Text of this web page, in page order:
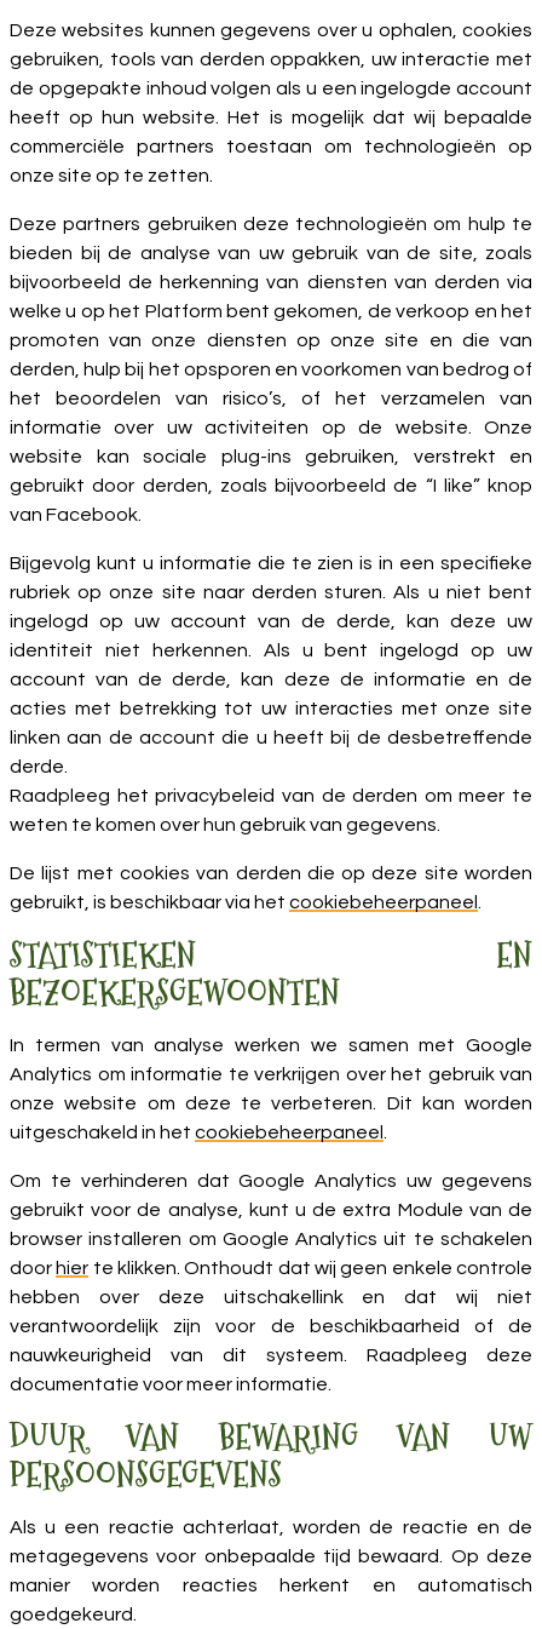
Deze websites kunnen gegevens over u ophalen, cookies
gebruiken, tools van derden oppakken, uw interactie met
de opgepakte inhoud volgen als u een ingelogde account
heeft op hun website. Het is mogelijk dat wij bepaalde
commerciële partners toestaan om technologieën op
onze site op te zetten.
Deze partners gebruiken deze technologieën om hulp te
bieden bij de analyse van uw gebruik van de site, zoals
bijvoorbeeld de herkenning van diensten van derden via
welke u op het Platform bent gekomen, de verkoop en het
promoten van onze diensten op onze site en die van
derden, hulp bij het opsporen en voorkomen van bedrog of
het beoordelen van risico’s, of het verzamelen van
informatie over uw activiteiten op de website. Onze
website kan sociale plug-ins gebruiken, verstrekt en
gebruikt door derden, zoals bijvoorbeeld de “I like” knop
van Facebook.
Bijgevolg kunt u informatie die te zien is in een specifieke
rubriek op onze site naar derden sturen. Als u niet bent
ingelogd op uw account van de derde, kan deze uw
identiteit niet herkennen. Als u bent ingelogd op uw
account van de derde, kan deze de informatie en de
acties met betrekking tot uw interacties met onze site
linken aan de account die u heeft bij de desbetreffende
derde.
Raadpleeg het privacybeleid van de derden om meer te
weten te komen over hun gebruik van gegevens.
De lijst met cookies van derden die op deze site worden
gebruikt, is beschikbaar via het cookiebeheerpaneel
STATISTIEKEN EN
BEZOEKERSGEWOONTEN
In termen van analyse werken we samen met Google
Analytics om informatie te verkrijgen over het gebruik van
onze website om deze te verbeteren. Dit kan worden
uitgeschakeld in het cookiebeheerpaneel
Om te verhinderen dat Google Analytics uw gegevens
gebruikt voor de analyse, kunt u de extra Module van de
browser installeren om Google Analytics uit te schakelen
door hier te klikken. Onthoudt dat wij geen enkele controle
hebben over deze uitschakellink en dat wij niet
verantwoordelijk zijn voor de beschikbaarheid of de
nauwkeurigheid van dit systeem. Raadpleeg deze
documentatie voor meer informatie.
DUUR VAN BEWARING VAN UW
PERSOONSGEGEVENS
Als u een reactie achterlaat, worden de reactie en de
metagegevens voor onbepaalde tijd bewaard. Op deze
manier worden reacties herkent en automatisch
goedgekeurd.